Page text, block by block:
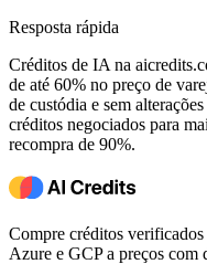
Resposta rápida
Créditos de IA na
de até 60% no preço de
de custódia e sem
créditos negociados para
recompra de 90%.
Compre créditos
Azure e GCP a preços com